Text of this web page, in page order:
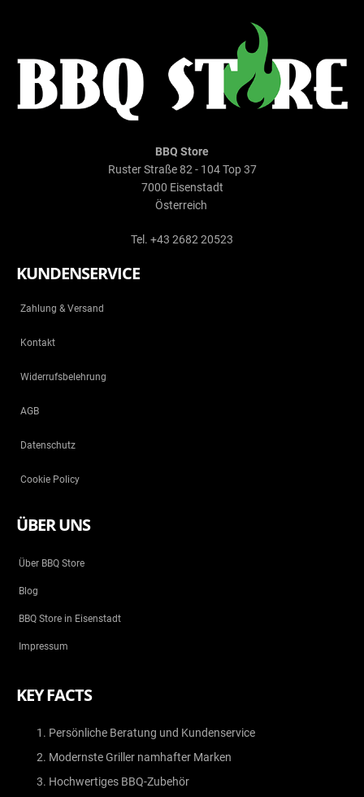
BBQ Store
Ruster Straße 82 - 104 Top 37
7000 Eisenstadt
Österreich
Tel. +43 2682 20523
KUNDENSERVICE
Zahlung & Versand
Kontakt
Widerrufsbelehrung
AGB
Datenschutz
Cookie Policy
ÜBER UNS
Über BBQ Store
Blog
BBQ Store in Eisenstadt
Impressum
KEY FACTS
Persönliche Beratung und Kundenservice
Modernste Griller namhafter Marken
Hochwertiges BBQ-Zubehör